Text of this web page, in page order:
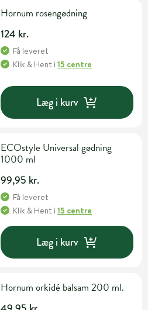
Hornum rosengødning
124 kr.
Få leveret
Klik & Hent i15 centre
Læg i kurv
ECOstyle Universal gødning
1000 ml
99,95 kr.
Få leveret
Klik & Hent i15 centre
Læg i kurv
Hornum orkidé balsam 200 ml.